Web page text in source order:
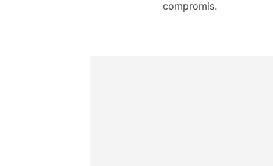
compromis.